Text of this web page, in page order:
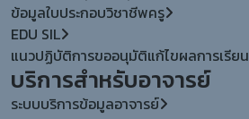
ข้อมูลใบประกอบวิชาชีพครู
EDU SIL
แนวปฏิบัติการขออนุมัติแก้ไขผลการเรียน
บริการสำหรับอาจารย์
ระบบบริการข้อมูลอาจารย์